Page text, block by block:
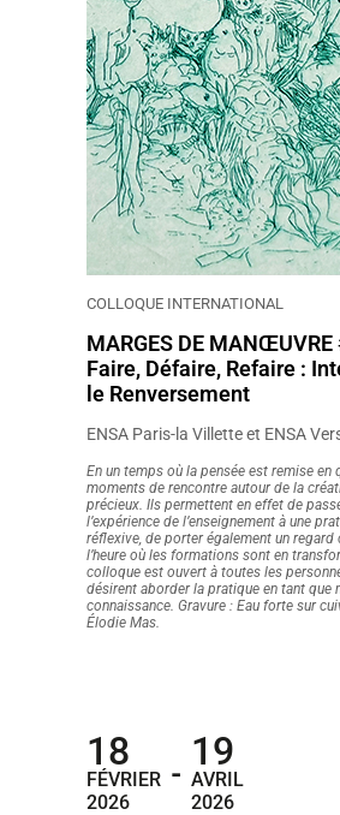
COLLOQUE INTERNATIONAL
MARGES DE MANŒUVRE
Faire, Défaire, Refaire :
le Renversement
ENSA Paris-la Villette et ENSA
En un temps où la pensée est remise en
moments de rencontre autour de la
précieux. Ils permettent en effet de
l’expérience de l’enseignement à une
réflexive, de porter également un regard
l’heure où les formations sont en
colloque est ouvert à toutes les
désirent aborder la pratique en tant que
connaissance. Gravure : Eau forte sur
Élodie Mas.
18
FÉVRIER
2026
-
19
AVRIL
2026